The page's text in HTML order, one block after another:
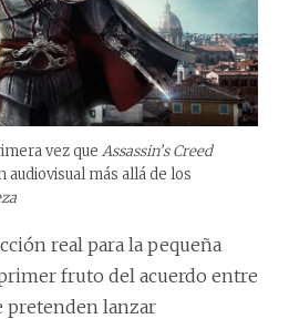
vez que Assassin’s Creed
más allá de los
real para la pequeña
fruto del acuerdo entre
pretenden lanzar